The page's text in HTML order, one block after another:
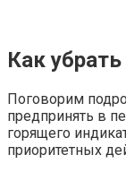
Как
Поговорим
предпринять в
горящего
приоритетных